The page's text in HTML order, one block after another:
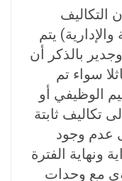
التكاليف
والإدارية) يتم
بالذكر أن
سواء تم
الوظيفي أو
تكاليف ثابتة
عدم وجود
ونهاية الفترة
مع وحدات